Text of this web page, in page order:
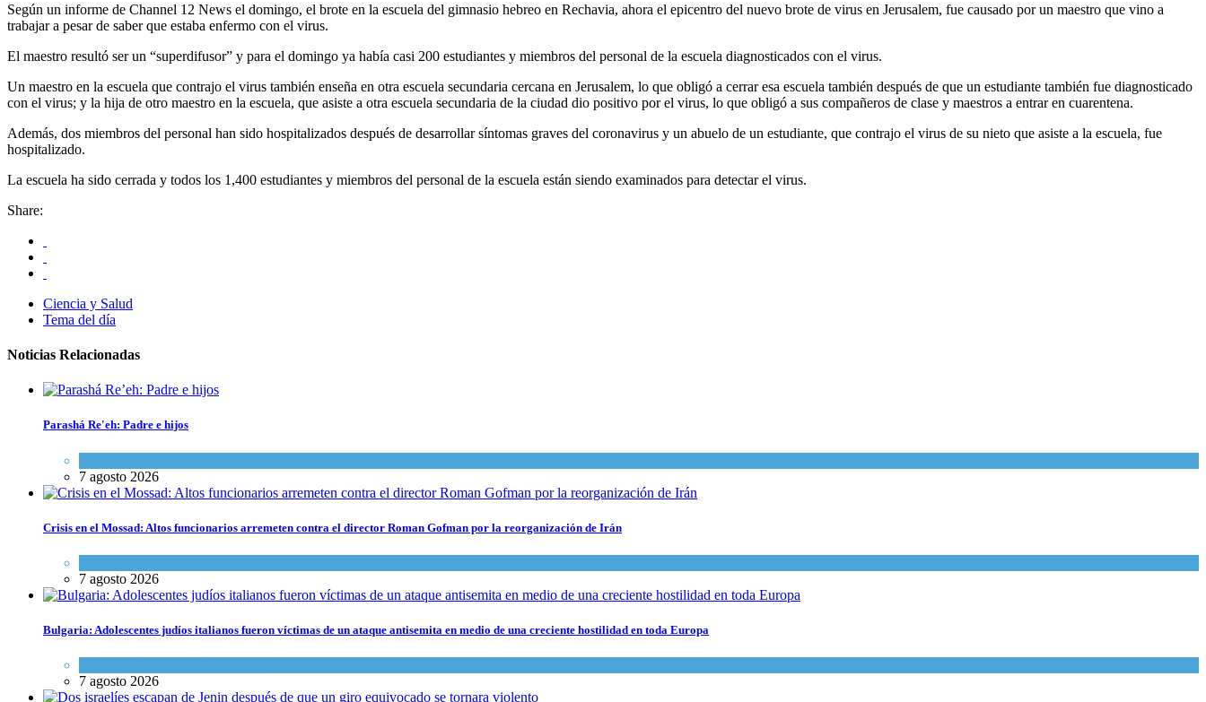
Según un informe de Channel 12 News el domingo, el brote en la escuela del gimnasio hebreo en Rechavia, ahora el epicentro del nuevo brote de virus en Jerusalem, fue causado por un maestro que vino a
trabajar a pesar de saber que estaba enfermo con el virus.
El maestro resultó ser un “superdifusor” y para el domingo ya había casi 200 estudiantes y miembros del personal de la escuela diagnosticados con el virus.
Un maestro en la escuela que contrajo el virus también enseña en otra escuela secundaria cercana en Jerusalem, lo que obligó a cerrar esa escuela también después de que un estudiante también fue diagnosticado
con el virus; y la hija de otro maestro en la escuela, que asiste a otra escuela secundaria de la ciudad dio positivo por el virus, lo que obligó a sus compañeros de clase y maestros a entrar en cuarentena.
Además, dos miembros del personal han sido hospitalizados después de desarrollar síntomas graves del coronavirus y un abuelo de un estudiante, que contrajo el virus de su nieto que asiste a la escuela, fue
hospitalizado.
La escuela ha sido cerrada y todos los 1,400 estudiantes y miembros del personal de la escuela están siendo examinados para detectar el virus.
Share:
Ciencia y Salud
Tema del día
Noticias Relacionadas
Parashá Re'eh: Padre e hijos
7 agosto 2026
Crisis en el Mossad: Altos funcionarios arremeten contra el director Roman Gofman por la reorganización de Irán
7 agosto 2026
Bulgaria: Adolescentes judíos italianos fueron víctimas de un ataque antisemita en medio de una creciente hostilidad en toda Europa
7 agosto 2026